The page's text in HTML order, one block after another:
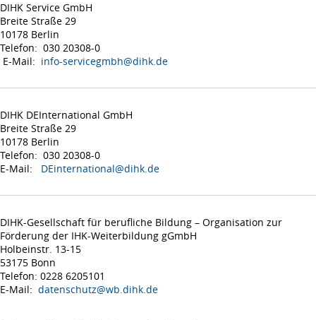
DIHK Service GmbH
Breite Straße 29
10178 Berlin
Telefon: 030 20308-0
E-Mail: info-servicegmbh@dihk.de
DIHK DEInternational GmbH
Breite Straße 29
10178 Berlin
Telefon: 030 20308-0
E-Mail: DEinternational@dihk.de
DIHK-Gesellschaft für berufliche Bildung – Organisation zur
Förderung der IHK-Weiterbildung gGmbH
Holbeinstr. 13-15
53175 Bonn
Telefon: 0228 6205101
E-Mail: datenschutz@wb.dihk.de